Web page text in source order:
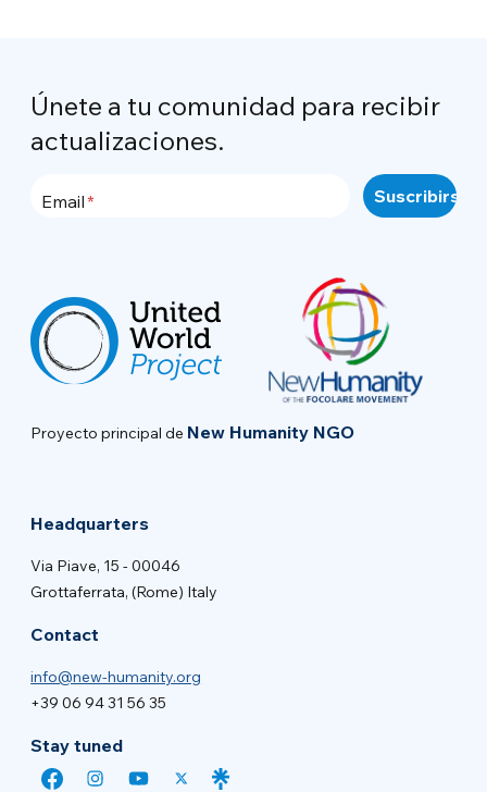
Únete a tu comunidad para recibir
actualizaciones.
Email
Proyecto principal de New Humanity NGO
Headquarters
Via Piave, 15 - 00046
Grottaferrata, (Rome) Italy
Contact
info@new-humanity.org
+39 06 94 31 56 35
Stay tuned